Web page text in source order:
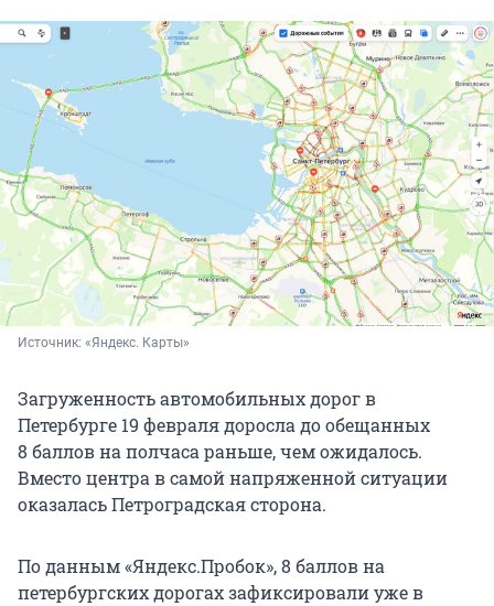
Источник: «Яндекс. Карты»
Загруженность автомобильных дорог в
Петербурге 19 февраля доросла до обещанных
8 балловна полчаса раньше, чем ожидалось.
Вместо центра в самой напряженной ситуации
оказалась Петроградская сторона.
По данным «Яндекс.Пробок», 8 баллов на
петербургских дорогах зафиксировали уже в